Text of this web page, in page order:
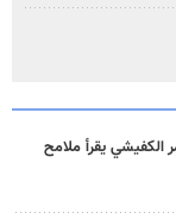
الكفيشي يقرأ ملامح